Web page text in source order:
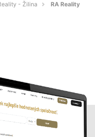
- Žilina
RA Reality